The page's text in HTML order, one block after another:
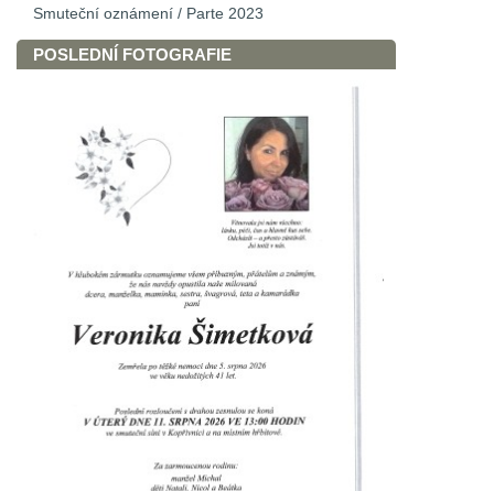
Smuteční oznámení / Parte 2023
POSLEDNÍ FOTOGRAFIE